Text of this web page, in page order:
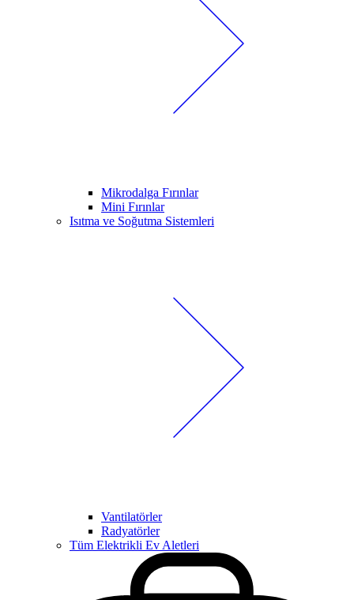
Mikrodalga Fırınlar
Mini Fırınlar
Isıtma ve Soğutma Sistemleri
Vantilatörler
Radyatörler
Tüm Elektrikli Ev Aletleri